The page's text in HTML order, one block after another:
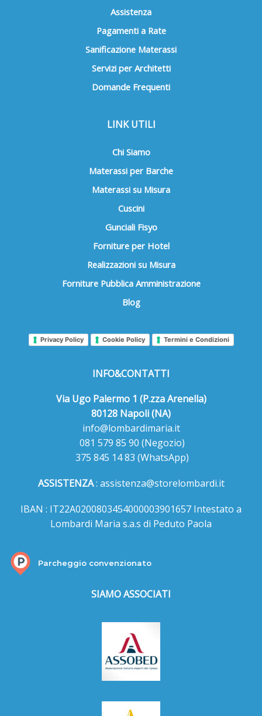
Assistenza
Pagamenti a Rate
Sanificazione Materassi
Servizi per Architetti
Domande Frequenti
LINK UTILI
Chi Siamo
Materassi per Barche
Materassi su Misura
Cuscini
Gunciali Fisyo
Forniture per Hotel
Realizzazioni su Misura
Forniture Pubblica Amministrazione
Blog
Privacy Policy Cookie Policy Termini e Condizioni
INFO&CONTATTI
Via Ugo Palermo 1 (P.zza Arenella)
80128 Napoli (NA)
info@lombardimaria.it
081 579 85 90 (Negozio)
375 845 14 83 (WhatsApp)
ASSISTENZA: assistenza@storelombardi.it
IBAN : IT22A0200803454000003901657 Intestato a
Lombardi Maria s.a.s di Peduto Paola
Parcheggio convenzionato
SIAMO ASSOCIATI